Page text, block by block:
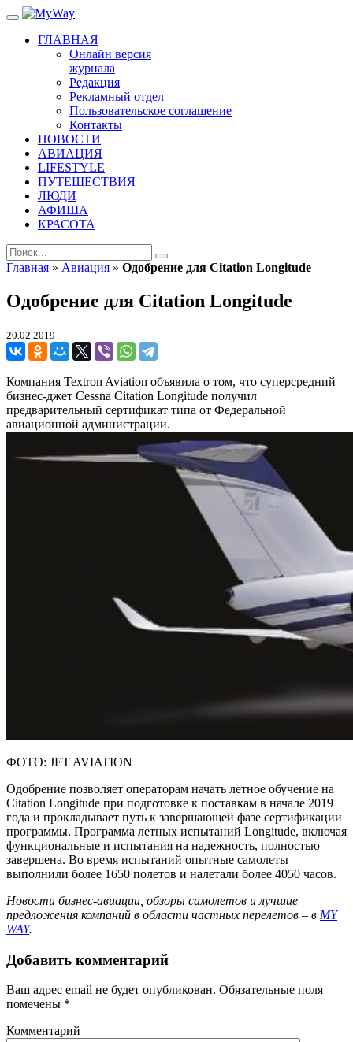
ГЛАВНАЯ
Онлайн версия
журнала
Редакция
Рекламный отдел
Пользовательское соглашение
Контакты
НОВОСТИ
АВИАЦИЯ
LIFESTYLE
ПУТЕШЕСТВИЯ
ЛЮДИ
АФИША
КРАСОТА
Главная » Авиация » Одобрение для Citation Longitude
Одобрение для Citation Longitude
20.02.2019
Компания Textron Aviation объявила о том, что суперсредний
бизнес-джет Cessna Citation Longitude получил
предварительный сертификат типа от Федеральной
авиационной администрации.
ФОТО: JET AVIATION
Одобрение позволяет операторам начать летное обучение на
Citation Longitude при подготовке к поставкам в начале 2019
года и прокладывает путь к завершающей фазе сертификации
программы. Программа летных испытаний Longitude, включая
функциональные и испытания на надежность, полностью
завершена. Во время испытаний опытные самолеты
выполнили более 1650 полетов и налетали более 4050 часов.
Новости бизнес-авиации, обзоры самолетов и лучшие
предложения компаний в области частных перелетов – в MY
WAY.
Добавить комментарий
Ваш адрес email не будет опубликован. Обязательные поля
помечены *
Комментарий